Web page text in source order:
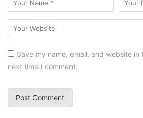
Save my name, email, and website
next time I comment.